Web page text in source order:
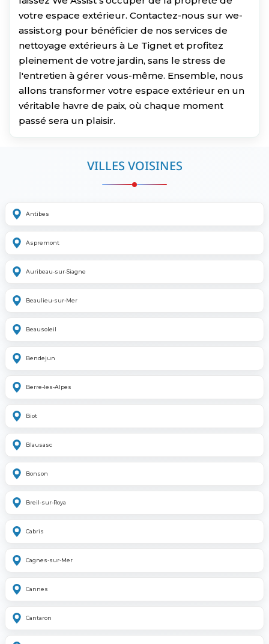
votre espace extérieur. Contactez-nous sur we-
assist.org pour bénéficier de nos services de
nettoyage extérieurs à Le Tignet et profitez
pleinement de votre jardin, sans le stress de
l'entretien à gérer vous-même. Ensemble, nous
allons transformer votre espace extérieur en un
véritable havre de paix, où chaque moment
passé sera un plaisir.
VILLES VOISINES
Antibes
Aspremont
Auribeau-sur-Siagne
Beaulieu-sur-Mer
Beausoleil
Bendejun
Berre-les-Alpes
Biot
Blausasc
Bonson
Breil-sur-Roya
Cabris
Cagnes-sur-Mer
Cannes
Cantaron